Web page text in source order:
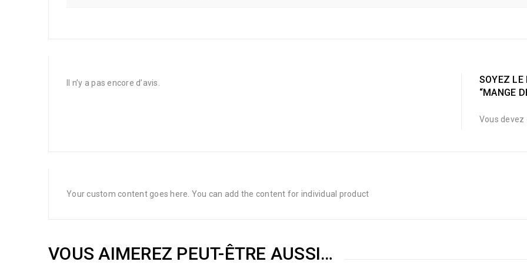
Il n’y a pas encore d’avis.
SOYEZ LE
“MANGE
Vous
Your custom content goes here. You can add the content for individual product
VOUS AIMEREZ PEUT-ÊTRE AUSSI…